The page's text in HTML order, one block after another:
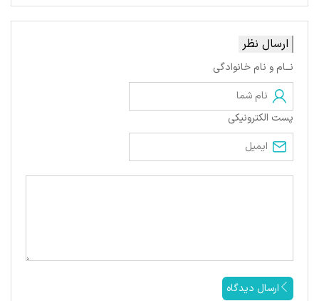
ارسال نظر
نــام و نام خانوادگی
پست الکترونیکی
ارسال دیدگاه